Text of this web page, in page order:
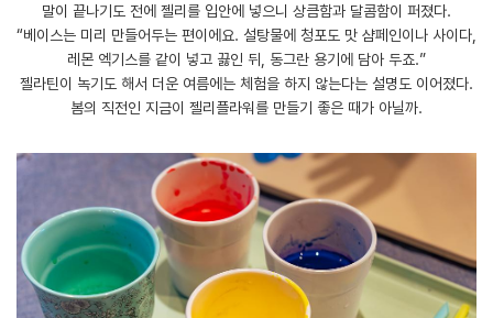
말이 끝나기도 전에 젤리를 입안에 넣으니 상큼함과 달콤함이 퍼졌다.
“베이스는 미리 만들어두는 편이에요. 설탕물에 청포도 맛 샴페인이나 사이다,
레몬 엑기스를 같이 넣고 끓인 뒤, 동그란 용기에 담아 두죠.”
젤라틴이 녹기도 해서 더운 여름에는 체험을 하지 않는다는 설명도 이어졌다.
봄의 직전인 지금이 젤리플라워를 만들기 좋은 때가 아닐까.